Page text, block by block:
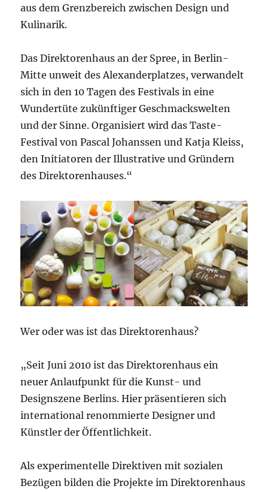
aus dem Grenzbereich zwischen Design und
Kulinarik.
Das Direktorenhaus an der Spree, in Berlin-
Mitte unweit des Alexanderplatzes, verwandelt
sich in den 10 Tagen des Festivals in eine
Wundertüte zukünftiger Geschmackswelten
und der Sinne. Organisiert wird das Taste-
Festival von Pascal Johanssen und Katja Kleiss,
den Initiatoren der Illustrative und Gründern
des Direktorenhauses.“
Wer oder was ist das Direktorenhaus?
„Seit Juni 2010 ist das Direktorenhaus ein
neuer Anlaufpunkt für die Kunst- und
Designszene Berlins. Hier präsentieren sich
international renommierte Designer und
Künstler der Öffentlichkeit.
Als experimentelle Direktiven mit sozialen
Bezügen bilden die Projekte im Direktorenhaus